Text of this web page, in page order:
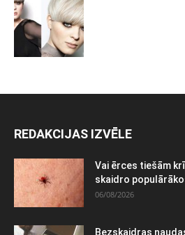
REDAKCIJAS IZVĒLE
Vai ērces tiešām
skaidro
06/08/2026
Bezskaidras